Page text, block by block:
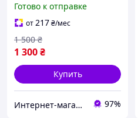
доставка по Україні
Готово к отправке
от217₴/мес
1 300₴
1 500 ₴
Купить
Интернет-магазин "Стильная Штучка" 97%